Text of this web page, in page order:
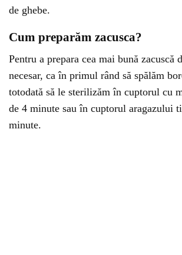
de ghebe.
Cum preparăm zacusca?
Pentru a prepara cea mai bună zacuscă
necesar, ca în primul rând să spălăm
totodată să le sterilizăm în cuptorul cu
de 4 minute sau în cuptorul aragazului
minute.